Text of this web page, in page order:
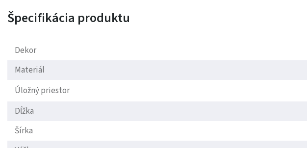
Špecifikácia produktu
Dekor
Materiál
Úložný priestor
Dĺžka
Šírka